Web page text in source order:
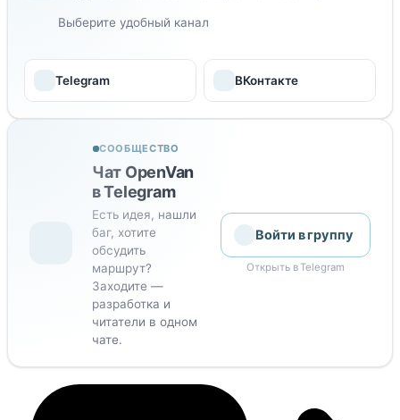
Выберите удобный канал
Telegram ВКонтакте
СООБЩЕСТВО
Чат OpenVan
в Telegram
Есть идея, нашли
баг, хотите
обсудить
маршрут?
Заходите —
разработка и
читатели в одном
чате.
Войти в группу
Открыть в Telegram